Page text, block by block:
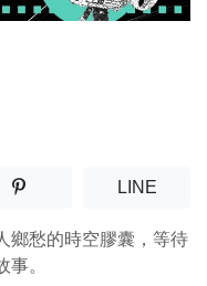
另開新視窗)
分享至噗浪(另開新視窗)
LINE(另開
鄉愁的時空膠囊，等待
。